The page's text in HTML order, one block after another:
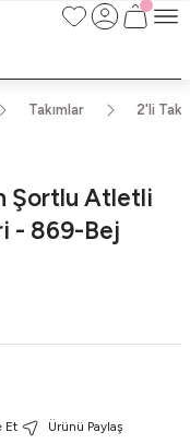
Toptan Fiyatları Görebilmek
Fiyatları Görebilmek
Takımlar 2'li
Şortlu Atletli
- 869-Bej
Et
Ürünü Paylaş